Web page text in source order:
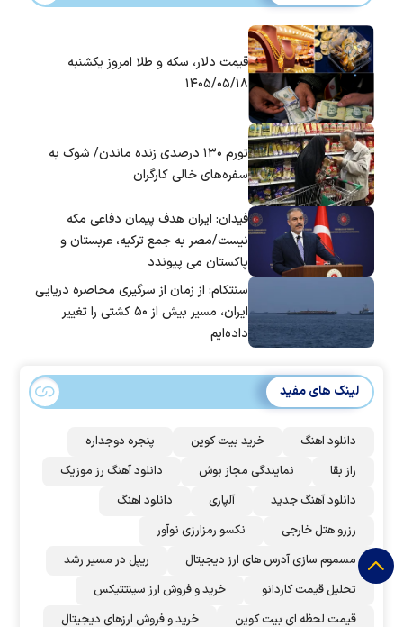
قیمت دلار، سکه و طلا امروز یکشنبه
۱۴۰۵/۰۵/۱۸
تورم ۱۳۰ درصدی زنده ماندن/ شوک به
سفره‌های خالی کارگران
فیدان: ایران هدف پیمان دفاعی مکه
نیست/مصر به جمع ترکیه، عربستان و
پاکستان می پیوندد
سنتکام: از زمان از سرگیری محاصره دریایی
ایران، مسیر بیش از ۵۰ کشتی را تغییر
داده‌ایم
لینک های مفید
دانلود اهنگ خرید بیت کوین
پنجره دوجداره
راز بقا
نمایندگی مجاز بوش
دانلود آهنگ رز‌ موزیک
دانلود آهنگ جدید
آلپاری
دانلود اهنگ
رزرو هتل خارجی
نکسو رمزارزی نوآور
مسموم سازی آدرس های ارز دیجیتال
ریپل در مسیر رشد
تحلیل قیمت کاردانو
خرید و فروش ارز سینتتیکس
قیمت لحظه ای بیت کوین
خرید و فروش ارزهای دیجیتال